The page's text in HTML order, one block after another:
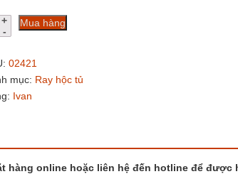
Mua hàng
02421
mục: Ray hộc tủ
Ivan
hàng online hoặc liên hệ đến hotline để được